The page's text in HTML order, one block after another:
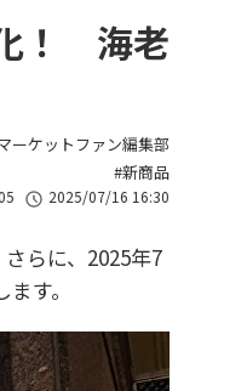
！ 海老
ーケットファン編集部
新商品
2025/07/16 16:30
らに、2025年7
す。